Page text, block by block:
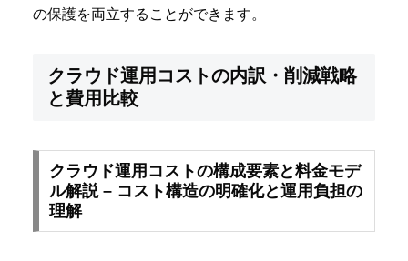
の保護を両立することができます。
クラウド運用コストの内訳・削減戦略
と費用比較
クラウド運用コストの構成要素と料金モデ
ル解説 – コスト構造の明確化と運用負担の
理解